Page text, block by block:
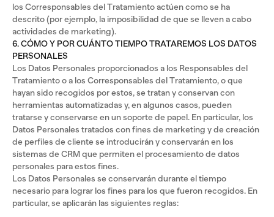
los Corresponsables del Tratamiento actúen como se ha
descrito (por ejemplo, la imposibilidad de que se lleven a cabo
actividades de marketing).
6. CÓMO Y POR CUÁNTO TIEMPO TRATAREMOS LOS DATOS
PERSONALES
Los Datos Personales proporcionados a los Responsables del
Tratamiento o a los Corresponsables del Tratamiento, o que
hayan sido recogidos por estos, se tratan y conservan con
herramientas automatizadas y, en algunos casos, pueden
tratarse y conservarse en un soporte de papel. En particular, los
Datos Personales tratados con fines de marketing y de creación
de perfiles de cliente se introducirán y conservarán en los
sistemas de CRM que permiten el procesamiento de datos
personales para estos fines.
Los Datos Personales se conservarán durante el tiempo
necesario para lograr los fines para los que fueron recogidos. En
particular, se aplicarán las siguientes reglas: